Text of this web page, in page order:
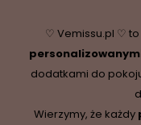
♡ Vemissu.pl ♡
dodatkami do
Wierzymy, że każdy